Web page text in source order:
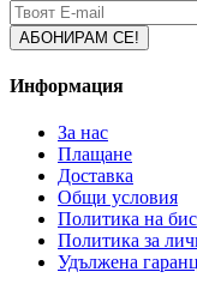
Информация
За нас
Плащане
Доставка
Общи условия
Политика на
Политика за
Удължена